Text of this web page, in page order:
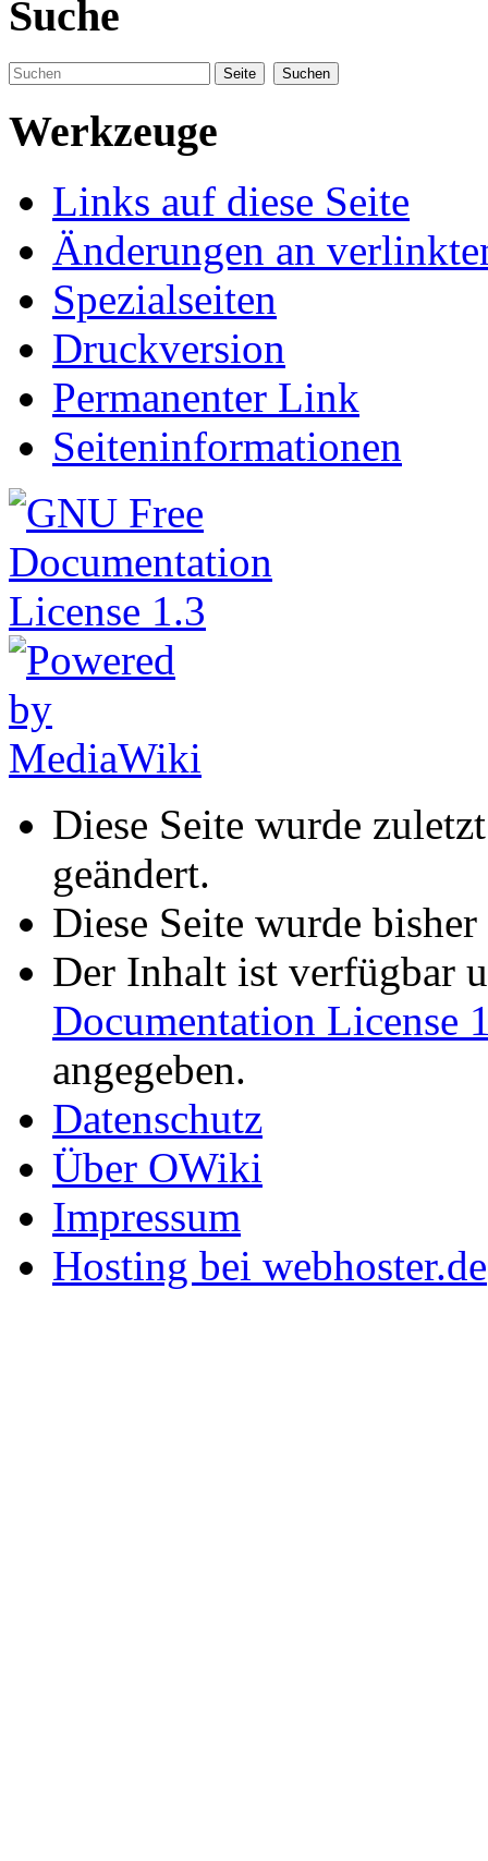
Suche
Werkzeuge
Links auf diese Seite
Änderungen an
Spezialseiten
Druckversion
Permanenter Link
Seiteninformationen
Diese Seite wurde
geändert.
Diese Seite wurde
Der Inhalt ist verfügbar
Documentation License
angegeben.
Datenschutz
Über OWiki
Impressum
Hosting bei webhoster.de